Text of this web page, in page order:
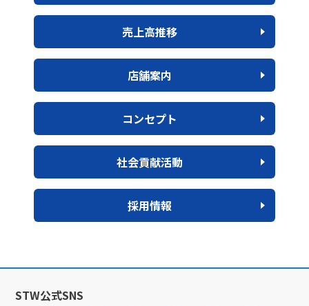
売上高推移
店舗案内
コンセプト
社会貢献活動
採用情報
STW公式SNS